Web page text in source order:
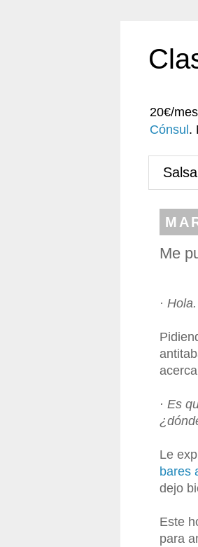
20€/
Cónsul .
Salsa
Me
·
· Es
Le
bares
dejo
Este
para